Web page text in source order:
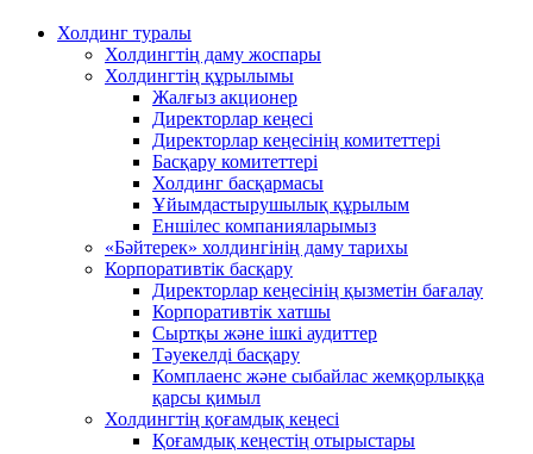
Холдинг туралы
Холдингтің даму жоспары
Холдингтің құрылымы
Жалғыз акционер
Директорлар кеңесі
Директорлар кеңесінің комитеттері
Басқару комитеттері
Холдинг басқармасы
Ұйымдастырушылық құрылым
Еншілес компанияларымыз
«Бәйтерек» холдингінің даму тарихы
Корпоративтік басқару
Директорлар кеңесінің қызметін бағалау
Корпоративтік хатшы
Сыртқы және ішкі аудиттер
Тәуекелді басқару
Комплаенс және сыбайлас жемқорлыққа
қарсы қимыл
Холдингтің қоғамдық кеңесі
Қоғамдық кеңестің отырыстары